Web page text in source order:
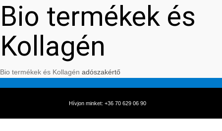
Bio termékek és
Kollagén
Bio termékek és Kollagén adószakértő
Hívjon minket: +36 70 629 06 90